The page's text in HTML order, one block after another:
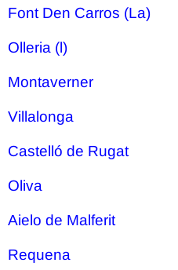
Font Den Carros (La)
Olleria (l)
Montaverner
Villalonga
Castelló de Rugat
Oliva
Aielo de Malferit
Requena